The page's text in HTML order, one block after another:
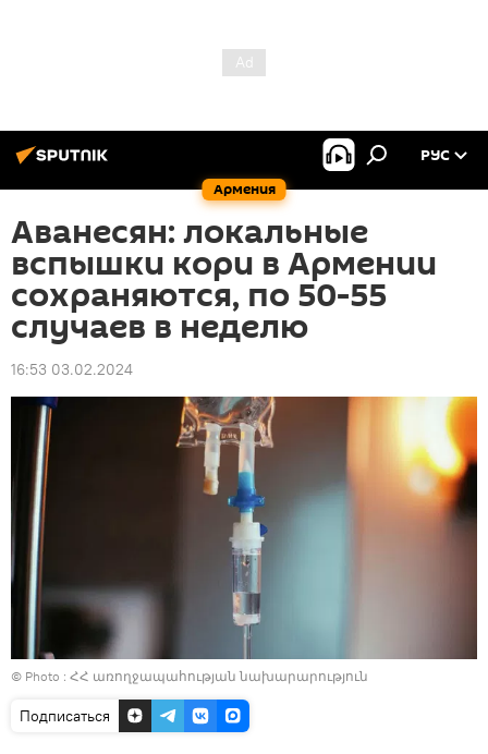
Армения
РУС
Аванесян: локальные
вспышки кори в Армении
сохраняются, по 50-55
случаев в неделю
16:53 03.02.2024
© Photo : ՀՀ առողջապահության նախարարություն
Подписаться